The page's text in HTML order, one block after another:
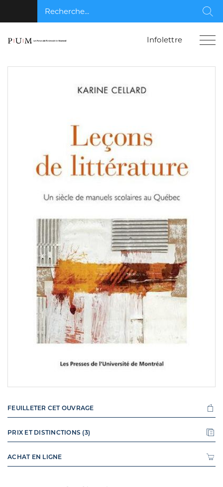
Recherche...
Infolettre
FEUILLETER CET OUVRAGE
PRIX ET DISTINCTIONS (3)
ACHAT EN LIGNE